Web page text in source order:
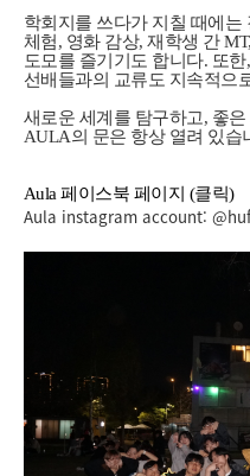
학회지를 쓰다가 지칠 때에
체험, 영화 감상, 재학생 간
도모를 즐기기도 합니다. 또
선배들과의 교류도 지속적으
새로운 세계를 탐구하고, 좋
AULA의 문은 항상 열려 있습
Aula 페이스북 페이지 (클릭)
Aula instagram account: